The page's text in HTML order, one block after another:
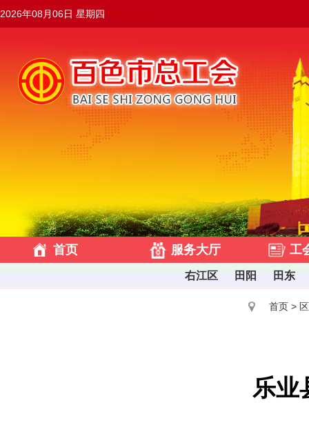
2026年08月06日 星期四
首页 服务大厅 工
右江区 田阳 田东
首页 >
乐业